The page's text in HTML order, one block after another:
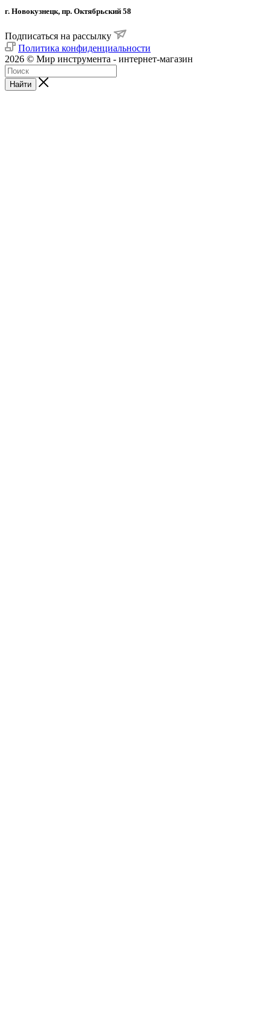
г. Новокузнецк, пр. Октябрьский 58
Подписаться на рассылку
Политика конфиденциальности
2026 © Мир инструмента - интернет-магазин
Найти